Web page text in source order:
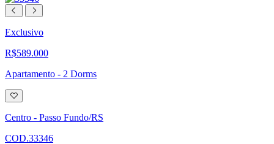
Exclusivo
R$589.000
Apartamento - 2 Dorms
Adicionar
à
lista
de
Centro - Passo Fundo/RS
COD.33346